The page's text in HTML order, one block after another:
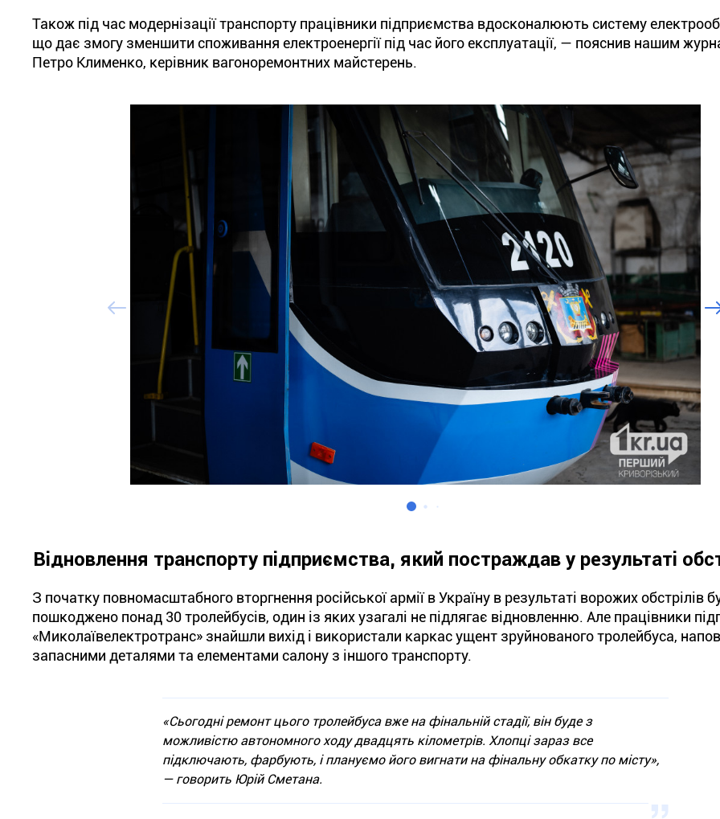
Також під час модернізації транспорту працівники підприємства вдосконалюють систему
що дає змогу зменшити споживання електроенергії під час його експлуатації, — пояснив нашим
Петро Клименко, керівник вагоноремонтних майстерень.
Відновлення транспорту підприємства, який постраждав у результаті
З початку повномасштабного вторгнення російської армії в Україну в результаті ворожих обстрілів
пошкоджено понад 30 тролейбусів, один із яких узагалі не підлягає відновленню. Але працівники
«Миколаївелектротранс» знайшли вихід і використали каркас ущент зруйнованого тролейбуса,
запасними деталями та елементами салону з іншого транспорту.
«Сьогодні ремонт цього тролейбуса вже на фінальній стадії, він буде з
можливістю автономного ходу двадцять кілометрів. Хлопці зараз все
підключають, фарбують, і плануємо його вигнати на фінальну обкатку по місту»,
— говорить Юрій Сметана.